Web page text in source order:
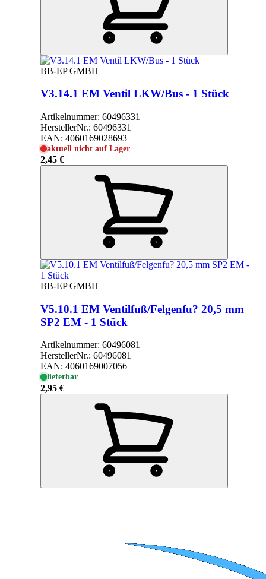
BB-EP GMBH
V3.14.1 EM Ventil LKW/Bus - 1 Stück
Artikelnummer: 60496331
HerstellerNr.: 60496331
EAN: 4060169028693
aktuell nicht auf Lager
2,45 €
BB-EP GMBH
V5.10.1 EM Ventilfuß/Felgenfu? 20,5 mm
SP2 EM - 1 Stück
Artikelnummer: 60496081
HerstellerNr.: 60496081
EAN: 4060169007056
lieferbar
2,95 €